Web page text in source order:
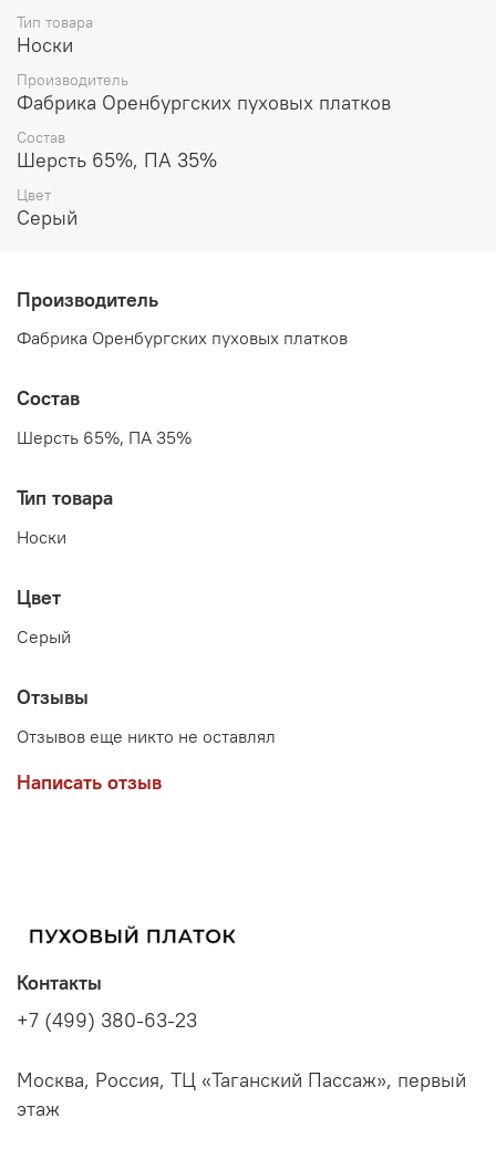
Тип товара
Носки
Производитель
Фабрика Оренбургских пуховых платков
Состав
Шерсть 65%, ПА 35%
Цвет
Серый
Производитель
Фабрика Оренбургских пуховых платков
Состав
Шерсть 65%, ПА 35%
Тип товара
Носки
Цвет
Серый
Отзывы
Отзывов еще никто не оставлял
Написать отзыв
Контакты
+7 (499) 380-63-23
Москва, Россия, ТЦ «Таганский Пассаж», первый
этаж